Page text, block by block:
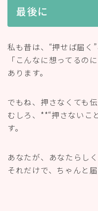
最後に
私も昔は、“押せば届く
「こんなに想ってるの
あります。
でもね、押さなくても
むしろ、**“押さないこ
す。
あなたが、あなたらしく
それだけで、ちゃんと